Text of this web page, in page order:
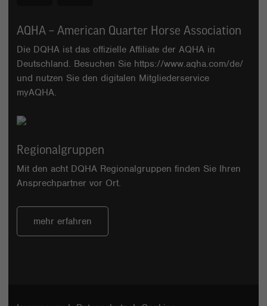
AQHA – American Quarter Horse Association
Die DQHA ist das offizielle Affiliate der AQHA in
Deutschland. Besuchen Sie https://www.aqha.com/de/
und nutzen Sie den digitalen Mitgliederservice
myAQHA.
Regionalgruppen
Mit den acht DQHA Regionalgruppen finden Sie Ihren
Ansprechpartner vor Ort.
mehr erfahren